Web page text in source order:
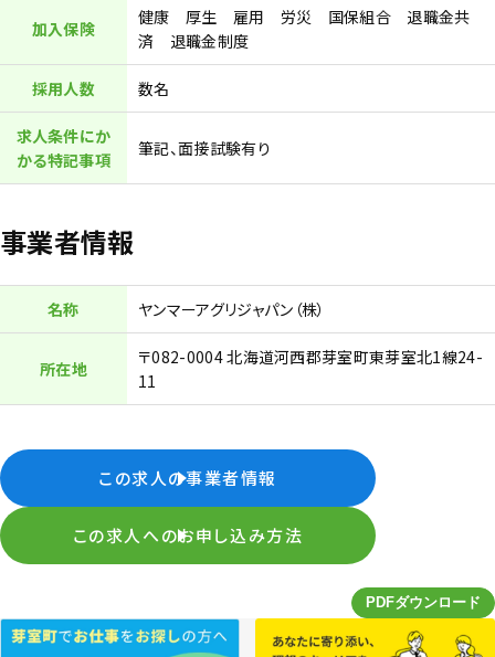
加入保険
健康 厚生 雇用 労災 国保組合 退職金共
済 退職金制度
採用人数 数名
求人条件にか
かる特記事項
筆記、面接試験有り
事業者情報
名称 ヤンマーアグリジャパン（株）
所在地
〒082-0004 北海道河西郡芽室町東芽室北1線24-
11
この求人の事業者情報
この求人へのお申し込み方法